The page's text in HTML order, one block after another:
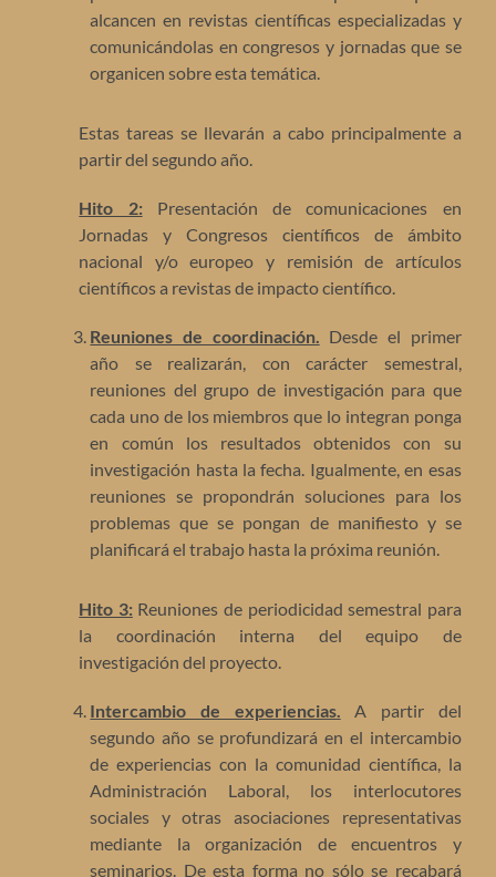
alcancen en revistas científicas especializadas y
comunicándolas en congresos y jornadas que se
organicen sobre esta temática.
Estas tareas se llevarán a cabo principalmente a
partir del segundo año.
Hito 2:Presentación de comunicaciones en
Jornadas y Congresos científicos de ámbito
nacional y/o europeo y remisión de artículos
científicos a revistas de impacto científico.
Reuniones de coordinación.
Desde el primer
año se realizarán, con carácter semestral,
reuniones del grupo de investigación para que
cada uno de los miembros que lo integran ponga
en común los resultados obtenidos con su
investigación hasta la fecha. Igualmente, en esas
reuniones se propondrán soluciones para los
problemas que se pongan de manifiesto y se
planificará el trabajo hasta la próxima reunión.
Hito 3:Reuniones de periodicidad semestral para
la coordinación interna del equipo de
investigación del proyecto.
Intercambio de experiencias.
A partir del
segundo año se profundizará en el intercambio
de experiencias con la comunidad científica, la
Administración Laboral, los interlocutores
sociales y otras asociaciones representativas
mediante la organización de encuentros y
seminarios. De esta forma no sólo se recabará